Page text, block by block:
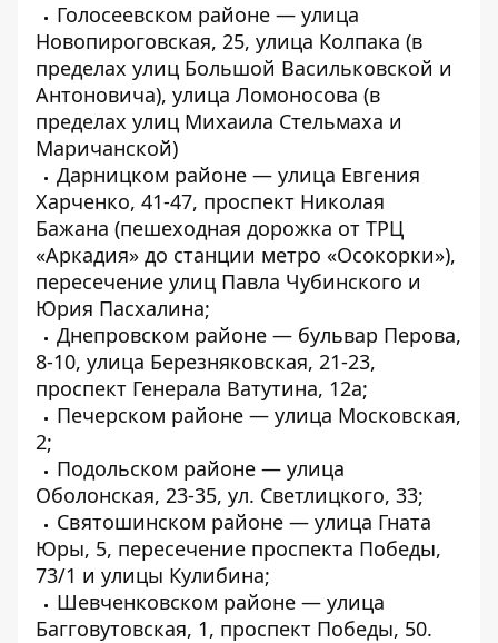
Голосеевском районе — улица
Новопироговская, 25, улица Колпака (в
пределах улиц Большой Васильковской и
Антоновича), улица Ломоносова (в
пределах улиц Михаила Стельмаха и
Маричанской)
Дарницком районе — улица Евгения
Харченко, 41-47, проспект Николая
Бажана (пешеходная дорожка от ТРЦ
«Аркадия» до станции метро «Осокорки»),
пересечение улиц Павла Чубинского и
Юрия Пасхалина;
Днепровском районе — бульвар Перова,
8-10, улица Березняковская, 21-23,
проспект Генерала Ватутина, 12а;
Печерском районе — улица Московская,
2;
Подольском районе — улица
Оболонская, 23-35, ул. Светлицкого, 33;
Святошинском районе — улица Гната
Юры, 5, пересечение проспекта Победы,
73/1 и улицы Кулибина;
Шевченковском районе — улица
Багговутовская, 1, проспект Победы, 50.